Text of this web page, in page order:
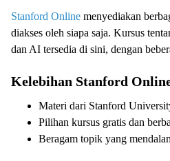
Stanford Online menyediakan
diakses oleh siapa saja. Kursus
dan AI tersedia di sini, dengan
Kelebihan Stanford
Materi dari Stanford
Pilihan kursus gratis dan
Beragam topik yang